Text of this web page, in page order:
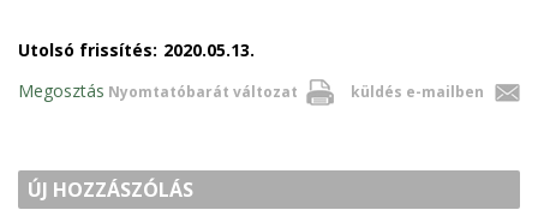
Utolsó frissítés: 2020.05.13.
Nyomtatóbarát változat küldés e-mailben
Megosztás
ÚJ HOZZÁSZÓLÁS